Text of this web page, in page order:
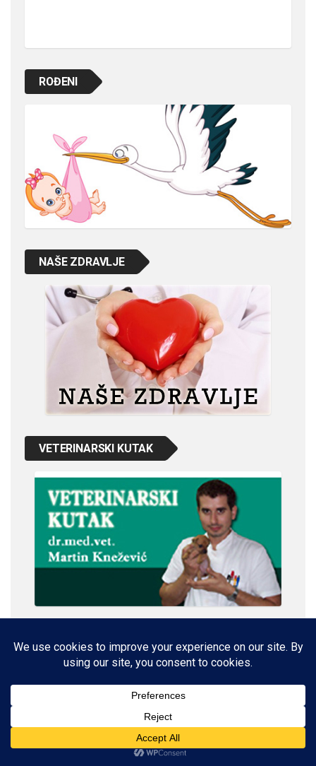
ROĐENI
NAŠE ZDRAVLJE
VETERINARSKI KUTAK
IMPRESSUM